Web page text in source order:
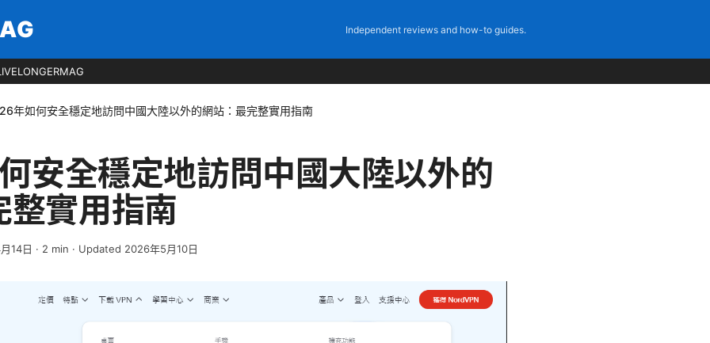
Independent reviews and how-to guides.
年如何安全穩定地訪問中國大陸以外的網站：最完整實用指南
安全穩定地訪問中國大陸以外的
整實用指南
14日 · 2 min · Updated 2026年5月10日